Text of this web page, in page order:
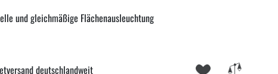
und gleichmäßige Flächenausleuchtung
deutschlandweit